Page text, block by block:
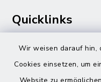
Wir weisen darauf hin,
Cookies einsetzen, um
Quicklinks
Gemeinde Adelsdorf
inixmedia